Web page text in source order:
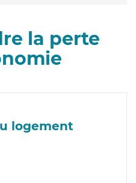
la perte
logement